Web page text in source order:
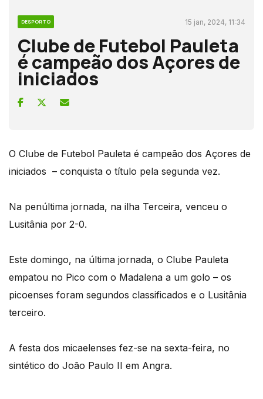
DESPORTO 15 jan, 2024, 11:34
Clube de Futebol Pauleta
é campeão dos Açores de
iniciados
O Clube de Futebol Pauleta é campeão dos Açores de
iniciados – conquista o título pela segunda vez.
Na penúltima jornada, na ilha Terceira, venceu o
Lusitânia por 2-0.
Este domingo, na última jornada, o Clube Pauleta
empatou no Pico com o Madalena a um golo – os
picoenses foram segundos classificados e o Lusitânia
terceiro.
A festa dos micaelenses fez-se na sexta-feira, no
sintético do João Paulo II em Angra.